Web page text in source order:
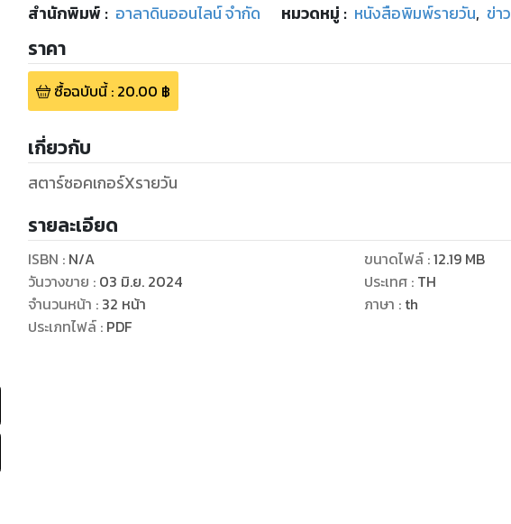
สำนักพิมพ์ : อาลาดินออนไลน์ จำกัด หมวดหมู่ : หนังสือพิมพ์รายวัน, ข่าว
ราคา
ซื้อฉบับนี้: 20.00 ฿
เกี่ยวกับ
สตาร์ซอคเกอร์Xรายวัน
รายละเอียด
ISBN : N/A
วันวางขาย : 03 มิ.ย. 2024
จำนวนหน้า : 32 หน้า
ประเภทไฟล์: PDF
ขนาดไฟล์:12.19 MB
ประเทศ : TH
ภาษา : th